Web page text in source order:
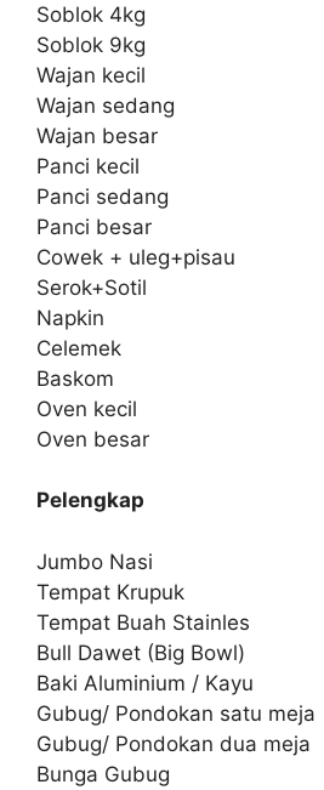
Soblok 4kg
Soblok 9kg
Wajan kecil
Wajan sedang
Wajan besar
Panci kecil
Panci sedang
Panci besar
Cowek + uleg+pisau
Serok+Sotil
Napkin
Celemek
Baskom
Oven kecil
Oven besar
Pelengkap
Jumbo Nasi
Tempat Krupuk
Tempat Buah Stainles
Bull Dawet (Big Bowl)
Baki Aluminium / Kayu
Gubug/ Pondokan satu meja
Gubug/ Pondokan dua meja
Bunga Gubug